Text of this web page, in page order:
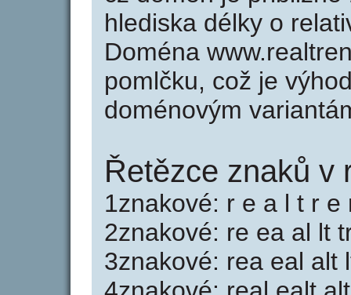
hlediska délky o
Doména
pomlčku, což je
doménovým
Řetězce znaků v
1znakové: r e a l t r e
2znakové: re ea al lt
3znakové: rea eal alt